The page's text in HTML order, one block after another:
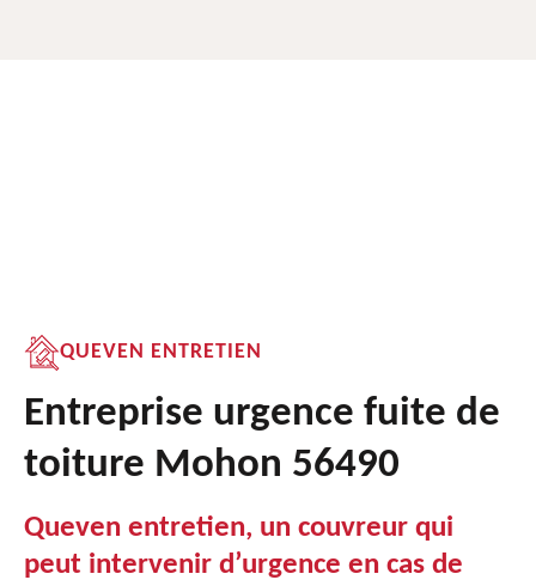
QUEVEN ENTRETIEN
Entreprise urgence fuite de
toiture Mohon 56490
Queven entretien, un couvreur qui
peut intervenir d’urgence en cas de